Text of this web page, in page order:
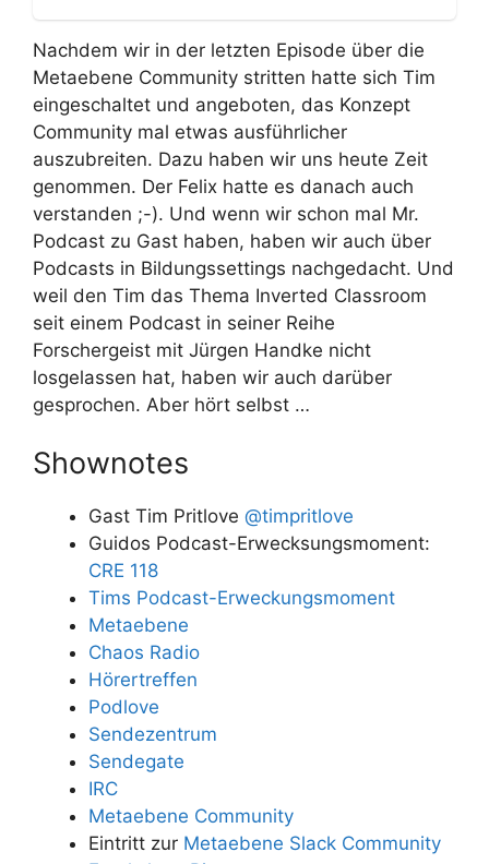
Nachdem wir in der letzten Episode über die
Metaebene Community stritten hatte sich Tim
eingeschaltet und angeboten, das Konzept
Community mal etwas ausführlicher
auszubreiten. Dazu haben wir uns heute Zeit
genommen. Der Felix hatte es danach auch
verstanden ;-). Und wenn wir schon mal Mr.
Podcast zu Gast haben, haben wir auch über
Podcasts in Bildungssettings nachgedacht. Und
weil den Tim das Thema Inverted Classroom
seit einem Podcast in seiner Reihe
Forschergeist mit Jürgen Handke nicht
losgelassen hat, haben wir auch darüber
gesprochen. Aber hört selbst …
Shownotes
Gast Tim Pritlove @timpritlove
Guidos Podcast-Erwecksungsmoment:
CRE 118
Tims Podcast-Erweckungsmoment
Metaebene
Chaos Radio
Hörertreffen
Podlove
Sendezentrum
Sendegate
IRC
Metaebene Community
Eintritt zur Metaebene Slack Community